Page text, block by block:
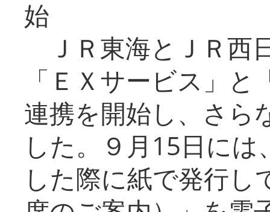
始
ＪＲ東海とＪＲ西
「ＥＸサービス」
連携を開始し、さら
した。９月15日に
した際に紙で発行し